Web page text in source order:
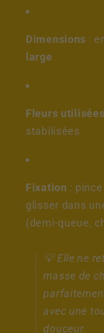
Dimensions :
large
Fleurs utilisées
stabilisées
Fixation :
glisser dans
(demi-queue,
💡Elle ne
masse de
avec une
douceur.